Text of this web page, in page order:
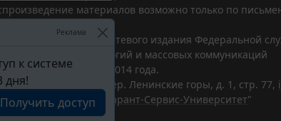
Реклама
к системе
дня!
Получить доступ
материалов возможно только по
в качестве сетевого издания Федеральной
технологий и массовых коммуникаций
58365 от 18 июня 2014 года.
119234, г. Москва, тер. Ленинские горы, д. 1, стр. 77,
ГАРАНТ – ООО "НПП "
Гарант-Сервис-Университет"